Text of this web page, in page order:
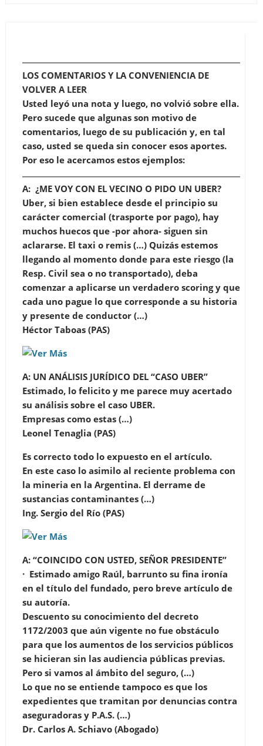
LOS COMENTARIOS Y LA CONVENIENCIA DE
VOLVER A LEER
Usted leyó una nota y luego, no volvió sobre ella.
Pero sucede que algunas son motivo de
comentarios, luego de su publicación y, en tal
caso, usted se queda sin conocer esos aportes.
Por eso le acercamos estos ejemplos:
A: ¿ME VOY CON EL VECINO O PIDO UN UBER?
Uber, si bien establece desde el principio su
carácter comercial (trasporte por pago), hay
muchos huecos que -por ahora- siguen sin
aclararse. El taxi o remis (…) Quizás estemos
llegando al momento donde para este riesgo (la
Resp. Civil sea o no transportado), deba
comenzar a aplicarse un verdadero scoring y que
cada uno pague lo que corresponde a su historia
y presente de conductor (…)
Héctor Taboas (PAS)
A: UN ANÁLISIS JURÍDICO DEL “CASO UBER”
Estimado, lo felicito y me parece muy acertado
su análisis sobre el caso UBER.
Empresas como estas (…)
Leonel Tenaglia (PAS)
Es correcto todo lo expuesto en el artículo.
En este caso lo asimilo al reciente problema con
la mineria en la Argentina. El derrame de
sustancias contaminantes (…)
Ing. Sergio del Río (PAS)
A: “COINCIDO CON USTED, SEÑOR PRESIDENTE”
· Estimado amigo Raúl, barrunto su fina ironía
en el título del fundado, pero breve artículo de
su autoría.
Descuento su conocimiento del decreto
1172/2003 que aún vigente no fue obstáculo
para que los aumentos de los servicios públicos
se hicieran sin las audiencia públicas previas.
Pero si vamos al ámbito del seguro, (…)
Lo que no se entiende tampoco es que los
expedientes que tramitan por denuncias contra
aseguradoras y P.A.S. (…)
Dr. Carlos A. Schiavo (Abogado)